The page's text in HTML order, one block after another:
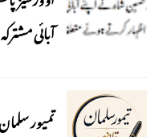
آبائی
تمیور